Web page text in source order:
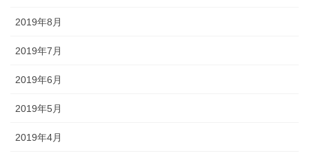
2019年8月
2019年7月
2019年6月
2019年5月
2019年4月